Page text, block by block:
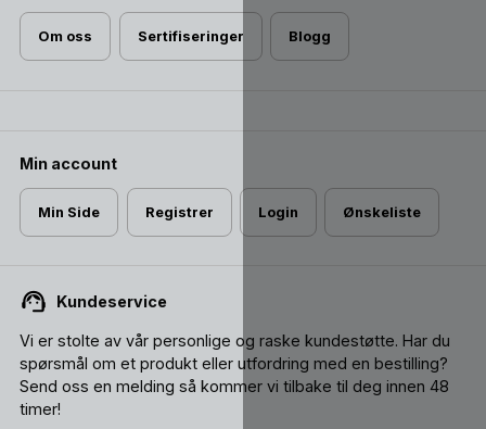
Om oss Sertifiseringer Blogg
Min account
Min Side Registrer Login Ønskeliste
Kundeservice
Vi er stolte av vår personlige og raske kundestøtte. Har du
spørsmål om et produkt eller utfordring med en bestilling?
Send oss ​​en melding så kommer vi tilbake til deg innen 48
timer!